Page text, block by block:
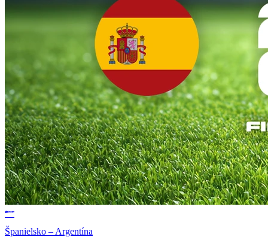
Španielsko – Argentína